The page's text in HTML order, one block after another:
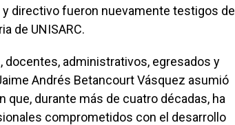
directivo fueron nuevamente testigos de
de UNISARC.
administrativos, egresados y
Andrés Betancourt Vásquez asumió
durante más de cuatro décadas, ha
comprometidos con el desarrollo